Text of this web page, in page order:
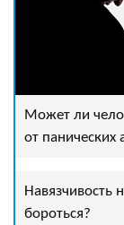
Может ли
от панических
Навязчивость
бороться?